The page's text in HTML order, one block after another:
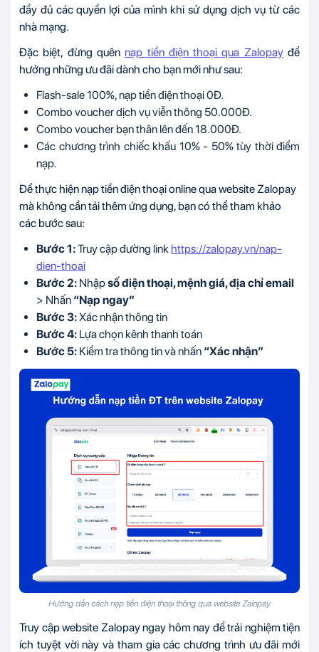
đầy đủ các quyền lợi của mình khi sử dụng dịch vụ từ các
nhà mạng.
Đặc biệt, đừng quên nạp tiền điện thoại qua Zalopayđể
hưởng những ưu đãi dành cho bạn mới như sau:
Flash-sale 100%, nạp tiền điện thoại 0Đ.
Combo voucher dịch vụ viễn thông 50.000Đ.
Combo voucher bạn thân lên đến 18.000Đ.
Các chương trình chiếc khấu 10% - 50% tùy thời điểm
nạp.
Để thực hiện nạp tiền điện thoại online qua website Zalopay
mà không cần tải thêm ứng dụng, bạn có thể tham khảo
các bước sau:
Bước 1:Truy cập đường link https://zalopay.vn/nap-
dien-thoai
Bước 2: Nhậpsố điện thoại, mệnh giá, địa chỉ email
> Nhấn “Nạp ngay”
Bước 3:Xác nhận thông tin
Bước 4: Lựa chọn kênh thanh toán
Bước 5: Kiểm tra thông tin và nhấn “Xác nhận”
Hướng dẫn cách nạp tiền điện thoại thông qua website Zalopay
Truy cập website Zalopay ngay hôm nay để trải nghiệm tiện
ích tuyệt vời này và tham gia các chương trình ưu đãi mới